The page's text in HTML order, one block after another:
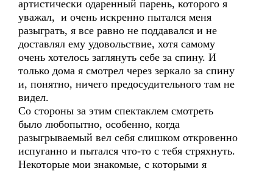
артистически одаренный парень, которого я
уважал, и очень искренно пытался меня
разыграть, я все равно не поддавался и не
доставлял ему удовольствие, хотя самому
очень хотелось заглянуть себе за спину. И
только дома я смотрел через зеркало за спину
и, понятно, ничего предосудительного там не
видел.
Со стороны за этим спектаклем смотреть
было любопытно, особенно, когда
разыгрываемый вел себя слишком откровенно
испуганно и пытался что-то с тебя стряхнуть.
Некоторые мои знакомые, с которыми я